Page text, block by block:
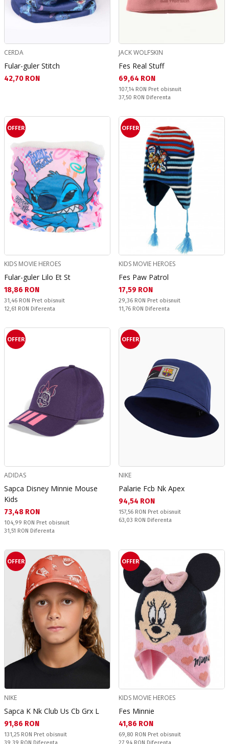
CERDA
Fular-guler Stitch
Текуща цена:
42,70 RON
JACK WOLFSKIN
Fes Real Stuff
Текуща цена:
69,64 RON
Pret obisnuit:
107,14 RON Pret obisnuit
Спестявате:
37,50 RON Diferenta
OFFER
KIDS MOVIE HEROES
Fular-guler Lilo Et St
Текуща цена:
18,86 RON
Pret obisnuit:
31,46 RON Pret obisnuit
Спестявате:
12,61 RON Diferenta
OFFER
KIDS MOVIE HEROES
Fes Paw Patrol
Текуща цена:
17,59 RON
Pret obisnuit:
29,36 RON Pret obisnuit
Спестявате:
11,76 RON Diferenta
OFFER
ADIDAS
Sapca Disney Minnie Mouse
Kids
Текуща цена:
73,48 RON
Pret obisnuit:
104,99 RON Pret obisnuit
Спестявате:
31,51 RON Diferenta
OFFER
NIKE
Palarie Fcb Nk Apex
Текуща цена:
94,54 RON
Pret obisnuit:
157,56 RON Pret obisnuit
Спестявате:
63,03 RON Diferenta
OFFER
NIKE
Sapca K Nk Club Us Cb Grx L
Текуща цена:
91,86 RON
Pret obisnuit:
131,25 RON Pret obisnuit
Спестявате:
39,39 RON Diferenta
OFFER
KIDS MOVIE HEROES
Fes Minnie
Текуща цена:
41,86 RON
Pret obisnuit:
69,80 RON Pret obisnuit
Спестявате:
27,94 RON Diferenta